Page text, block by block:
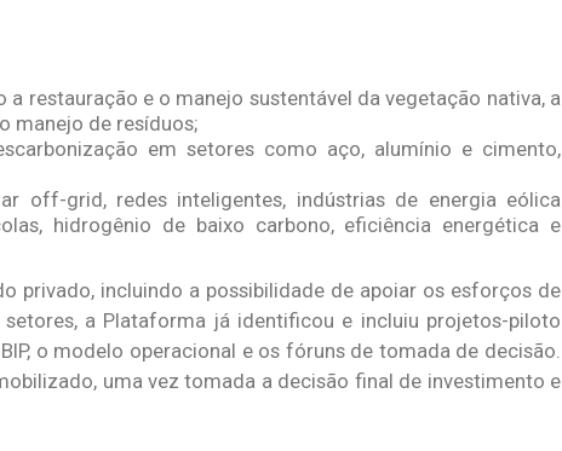
restauração e o manejo sustentável da vegetação nativa, a
manejo de resíduos;
em setores como aço, alumínio e cimento,
off-grid, redes inteligentes, indústrias de energia eólica
hidrogênio de baixo carbono, eficiência energética e
privado, incluindo a possibilidade de apoiar os esforços de
a Plataforma já identificou e incluiu projetos-piloto
o modelo operacional e os fóruns de tomada de decisão.
uma vez tomada a decisão final de investimento e